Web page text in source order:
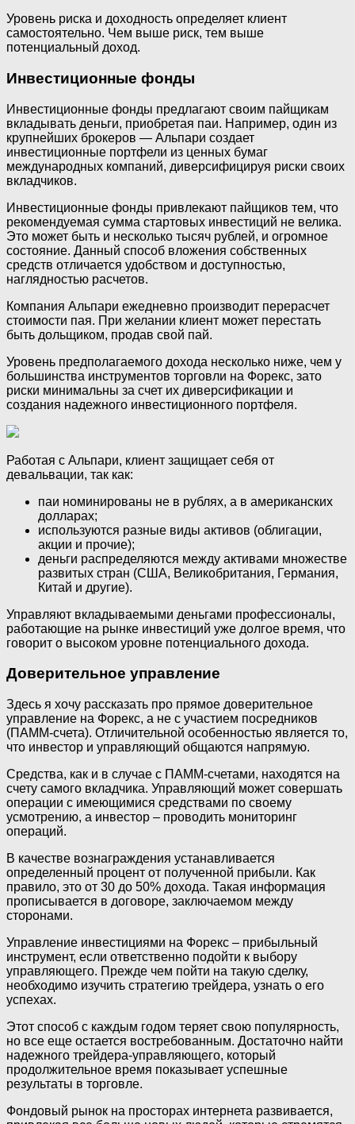
Уровень риска и доходность определяет клиент
самостоятельно. Чем выше риск, тем выше
потенциальный доход.
Инвестиционные фонды
Инвестиционные фонды предлагают своим пайщикам
вкладывать деньги, приобретая паи. Например, один из
крупнейших брокеров — Альпари создает
инвестиционные портфели из ценных бумаг
международных компаний, диверсифицируя риски своих
вкладчиков.
Инвестиционные фонды привлекают пайщиков тем, что
рекомендуемая сумма стартовых инвестиций не велика.
Это может быть и несколько тысяч рублей, и огромное
состояние. Данный способ вложения собственных
средств отличается удобством и доступностью,
наглядностью расчетов.
Компания Альпари ежедневно производит перерасчет
стоимости пая. При желании клиент может перестать
быть дольщиком, продав свой пай.
Уровень предполагаемого дохода несколько ниже, чем у
большинства инструментов торговли на Форекс, зато
риски минимальны за счет их диверсификации и
создания надежного инвестиционного портфеля.
Работая с Альпари, клиент защищает себя от
девальвации, так как:
паи номинированы не в рублях, а в американских
долларах;
используются разные виды активов (облигации,
акции и прочие);
деньги распределяются между активами множестве
развитых стран (США, Великобритания, Германия,
Китай и другие).
Управляют вкладываемыми деньгами профессионалы,
работающие на рынке инвестиций уже долгое время, что
говорит о высоком уровне потенциального дохода.
Доверительное управление
Здесь я хочу рассказать про прямое доверительное
управление на Форекс, а не с участием посредников
(ПАММ-счета). Отличительной особенностью является то,
что инвестор и управляющий общаются напрямую.
Средства, как и в случае с ПАММ-счетами, находятся на
счету самого вкладчика. Управляющий может совершать
операции с имеющимися средствами по своему
усмотрению, а инвестор – проводить мониторинг
операций.
В качестве вознаграждения устанавливается
определенный процент от полученной прибыли. Как
правило, это от 30 до 50% дохода. Такая информация
прописывается в договоре, заключаемом между
сторонами.
Управление инвестициями на Форекс – прибыльный
инструмент, если ответственно подойти к выбору
управляющего. Прежде чем пойти на такую сделку,
необходимо изучить стратегию трейдера, узнать о его
успехах.
Этот способ с каждым годом теряет свою популярность,
но все еще остается востребованным. Достаточно найти
надежного трейдера-управляющего, который
продолжительное время показывает успешные
результаты в торговле.
Фондовый рынок на просторах интернета развивается,